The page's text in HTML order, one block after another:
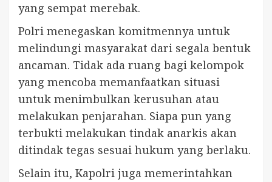
yang sempat merebak.
Polri menegaskan komitmennya untuk
melindungi masyarakat dari segala bentuk
ancaman. Tidak ada ruang bagi kelompok
yang mencoba memanfaatkan situasi
untuk menimbulkan kerusuhan atau
melakukan penjarahan. Siapa pun yang
terbukti melakukan tindak anarkis akan
ditindak tegas sesuai hukum yang berlaku.
Selain itu, Kapolri juga memerintahkan